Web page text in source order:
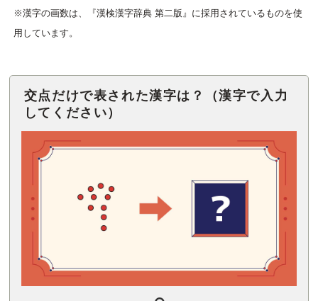
※漢字の画数は、『漢検漢字辞典 第二版』に採用されているものを使
用しています。
交点だけで表された漢字は？（漢字で入力
してください）